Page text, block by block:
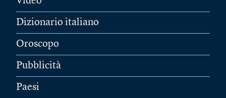
Dizionario italiano
Oroscopo
Pubblicità
Paesi